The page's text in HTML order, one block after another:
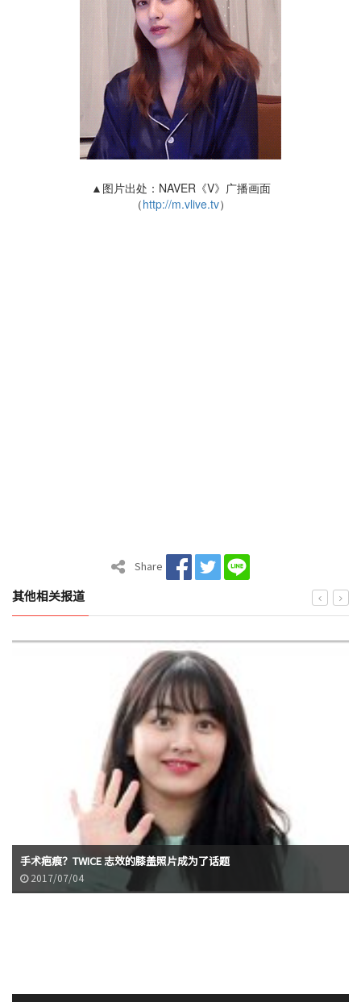
▲图片出处：NAVER《V》广播画面
（http://m.vlive.tv）
Share
其他相关报道
手术疤痕？TWICE 志效的膝盖照片成为了话题
2017/07/04